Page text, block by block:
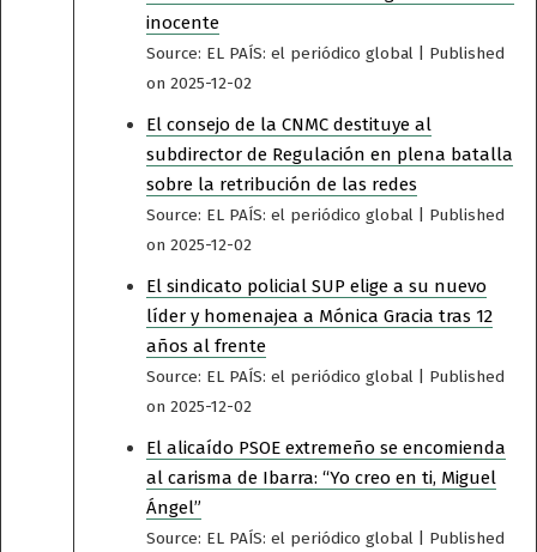
inocente
Source: EL PAÍS: el periódico global
Published
on 2025-12-02
El consejo de la CNMC destituye al
subdirector de Regulación en plena batalla
sobre la retribución de las redes
Source: EL PAÍS: el periódico global
Published
on 2025-12-02
El sindicato policial SUP elige a su nuevo
líder y homenajea a Mónica Gracia tras 12
años al frente
Source: EL PAÍS: el periódico global
Published
on 2025-12-02
El alicaído PSOE extremeño se encomienda
al carisma de Ibarra: “Yo creo en ti, Miguel
Ángel”
Source: EL PAÍS: el periódico global
Published